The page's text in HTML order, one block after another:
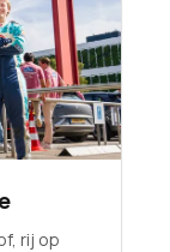
rij op